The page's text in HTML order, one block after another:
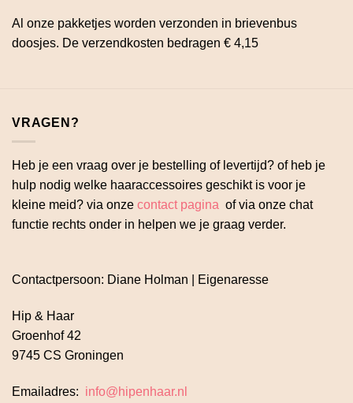
Al onze pakketjes worden verzonden in brievenbus
doosjes. De verzendkosten bedragen € 4,15
VRAGEN?
Heb je een vraag over je bestelling of levertijd? of heb je
hulp nodig welke haaraccessoires geschikt is voor je
kleine meid? via onze contact pagina of via onze chat
functie rechts onder in helpen we je graag verder.
Contactpersoon: Diane Holman | Eigenaresse
Hip & Haar
Groenhof 42
9745 CS Groningen
Emailadres: info@hipenhaar.nl